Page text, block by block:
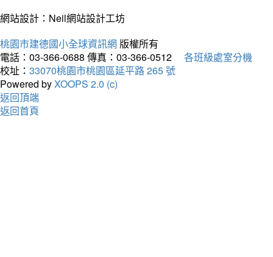
網站設計：Neil網站設計工坊
桃園市建德國小全球資訊網 版權所有
電話：03-366-0688 傳真：03-366-0512
各班級處室分機
校址： 33070桃園市桃園區延平路 265 號
Powered byXOOPS 2.0 (c)
返回頂端
返回首頁